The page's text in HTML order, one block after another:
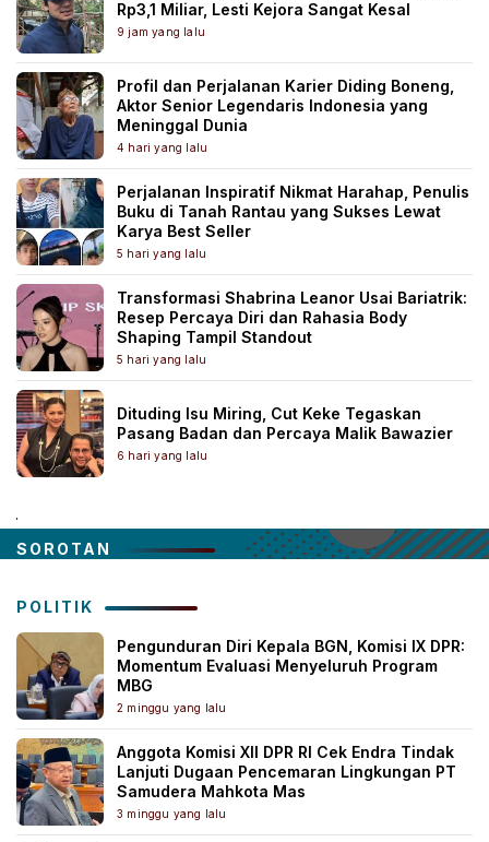
Rp3,1 Miliar, Lesti Kejora Sangat Kesal
9 jam yang lalu
Profil dan Perjalanan Karier Diding Boneng,
Aktor Senior Legendaris Indonesia yang
Meninggal Dunia
4 hari yang lalu
Perjalanan Inspiratif Nikmat Harahap, Penulis
Buku di Tanah Rantau yang Sukses Lewat
Karya Best Seller
5 hari yang lalu
Transformasi Shabrina Leanor Usai Bariatrik:
Resep Percaya Diri dan Rahasia Body
Shaping Tampil Standout
5 hari yang lalu
Dituding Isu Miring, Cut Keke Tegaskan
Pasang Badan dan Percaya Malik Bawazier
6 hari yang lalu
.
SOROTAN
POLITIK
Pengunduran Diri Kepala BGN, Komisi IX DPR:
Momentum Evaluasi Menyeluruh Program
MBG
2 minggu yang lalu
Anggota Komisi XII DPR RI Cek Endra Tindak
Lanjuti Dugaan Pencemaran Lingkungan PT
Samudera Mahkota Mas
3 minggu yang lalu